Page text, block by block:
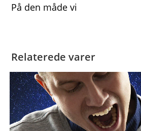
På den måde vi
Relaterede varer